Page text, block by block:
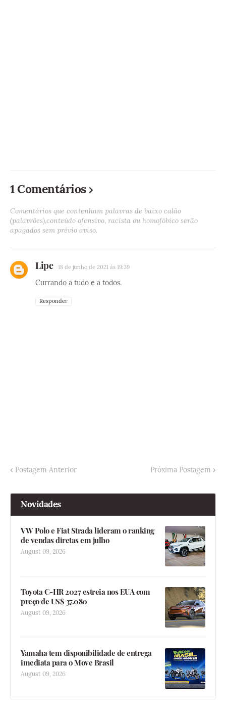
1 Comentários
Comentários que contenham palavras de baixo calão
(palavrões),conteúdo ofensivo, racista ou homofóbico serão
apagados sem prévio aviso.
Lipe 18 de junho de 2021 às 19:39
Currando a tudo e a todos.
Responder
Postagem Anterior Próxima Postagem
Novidades
VW Polo e Fiat Strada lideram o ranking
de vendas diretas em julho
August 09, 2026
Toyota C-HR 2027 estreia nos EUA com
preço de US$ 37.080
August 09, 2026
Yamaha tem disponibilidade de entrega
imediata para o Move Brasil
August 09, 2026